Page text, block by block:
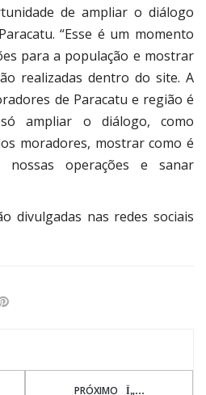
de ampliar o diálogo
“Esse é um momento
para a população e mostrar
realizadas dentro do site. A
de Paracatu e região é
ampliar o diálogo, como
moradores, mostrar como é
nossas operações e sanar
divulgadas nas redes sociais
PRÓXIMO